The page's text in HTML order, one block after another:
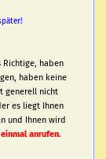
Richtige, haben
haben keine
generell nicht
es liegt Ihnen
und Ihnen wird
anrufen.